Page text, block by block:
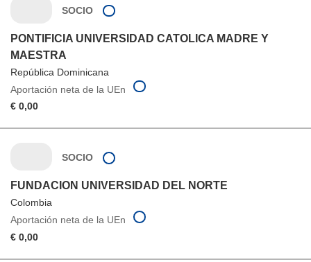
SOCIO
PONTIFICIA UNIVERSIDAD CATOLICA MADRE Y
MAESTRA
República Dominicana
Aportación neta de la UEn
€ 0,00
SOCIO
FUNDACION UNIVERSIDAD DEL NORTE
Colombia
Aportación neta de la UEn
€ 0,00